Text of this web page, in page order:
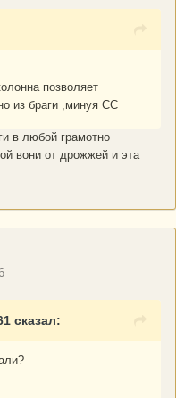
позволяет
из браги ,минуя СС
в любой грамотно
вони от дрожжей и эта
сказал: